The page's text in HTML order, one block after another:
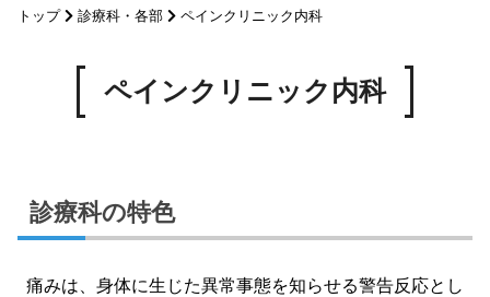
トップ 診療科・各部 ペインクリニック内科
ペインクリニック内科
診療科の特色
痛みは、身体に生じた異常事態を知らせる警告反応とし